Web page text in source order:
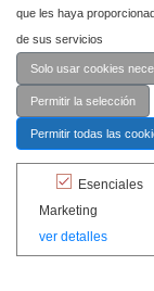
que les haya
de sus servicios
Solo usar cookies
Permitir la selección
Permitir todas las
Esenciales
Marketing
ver detalles